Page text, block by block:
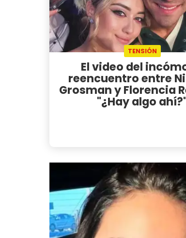
TENSIÓN
El video del
reencuentro entre
Grosman y Florencia
"¿Hay algo